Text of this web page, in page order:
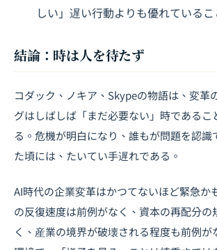
しい」遅い行動よりも優れているこ
結論：時は人を待たず
コダック、ノキア、Skypeの物語は、変革
グはしばしば「まだ必要ない」時であるこ
る。危機が明白になり、誰もが問題を認識
た頃には、たいてい手遅れである。
AI時代の企業変革はかつてないほど緊急か
の反復速度は前例がなく、資本の再配分の
く、産業の境界が破壊される程度も前例が